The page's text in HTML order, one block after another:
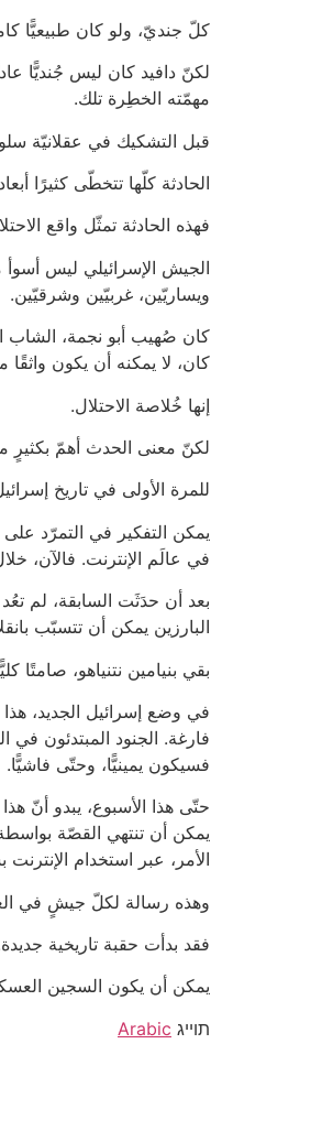
كلّ جنديّ، ولو كان طبيعيًّا
لكنّ دافيد كان ليس جُنديًّا
مهمّته الخطِرة تلك.
قبل التشكيك في عقلانيّة
الحادثة كلّها تتخطّى كثيرًا
فهذه الحادثة تمثّل واقع
الجيش الإسرائيلي ليس
ويساريّين، غربيّين وشرقيّين.
كان، لا يمكنه أن يكون
إنها خُلاصة الاحتلال.
لكنّ معنى الحدث أهمّ بكثيرٍ
للمرة الأولى في تاريخ
في عالَم الإنترنت. فالآن، خلال أقلّ من 24 ساعة، يمكن لمئات آلاف الجُنود أن يتحدَّوا صراحةً القيادة
بعد أن حدَثَت السابقة، لم
البارزين يمكن أن تتسبّب
بقي بنيامين نتنياهو،
في وضع إسرائيل الجديد،
فارغة. الجنود المبتدئون
فسيكون يمينيًّا، وحتّى فاشيًّا.
يمكن أن تنتهي القصّة
الأمر، عبر استخدام
وهذه رسالة لكلّ جيشٍ في
فقد بدأت حقبة تاريخية
يمكن أن يكون السجين
תוייג Arabic